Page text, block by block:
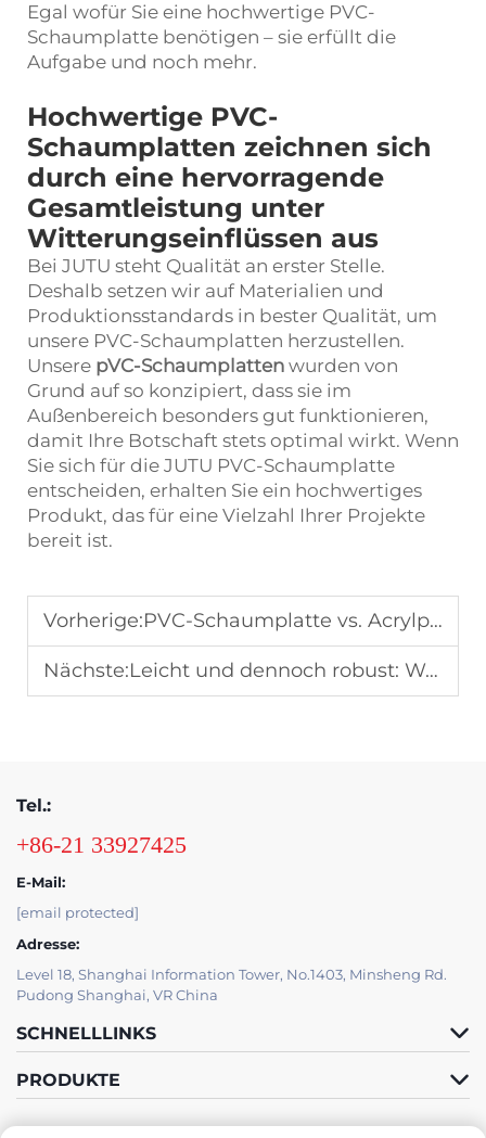
Egal wofür Sie eine hochwertige PVC-
Schaumplatte benötigen – sie erfüllt die
Aufgabe und noch mehr.
Hochwertige PVC-
Schaumplatten zeichnen sich
durch eine hervorragende
Gesamtleistung unter
Witterungseinflüssen aus
Bei JUTU steht Qualität an erster Stelle.
Deshalb setzen wir auf Materialien und
Produktionsstandards in bester Qualität, um
unsere PVC-Schaumplatten herzustellen.
Unsere pVC-Schaumplatten wurden von
Grund auf so konzipiert, dass sie im
Außenbereich besonders gut funktionieren,
damit Ihre Botschaft stets optimal wirkt. Wenn
Sie sich für die JUTU PVC-Schaumplatte
entscheiden, erhalten Sie ein hochwertiges
Produkt, das für eine Vielzahl Ihrer Projekte
bereit ist.
Vorherige:PVC-Schaumplatte vs. Acrylplatte: Welche sollten Sie wählen?
Nächste:Leicht und dennoch robust: Warum PVC-Schaumplatten ideal für die Möbelherstellung sind
Tel.:
+86-21 33927425
E-Mail:
[email protected]
Adresse:
Level 18, Shanghai Information Tower, No.1403, Minsheng Rd.
Pudong Shanghai, VR China
SCHNELLLINKS
PRODUKTE